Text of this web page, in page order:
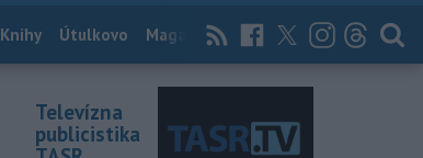
Knihy Útulkovo Magazín News Now Archív
Televízna
publicistika